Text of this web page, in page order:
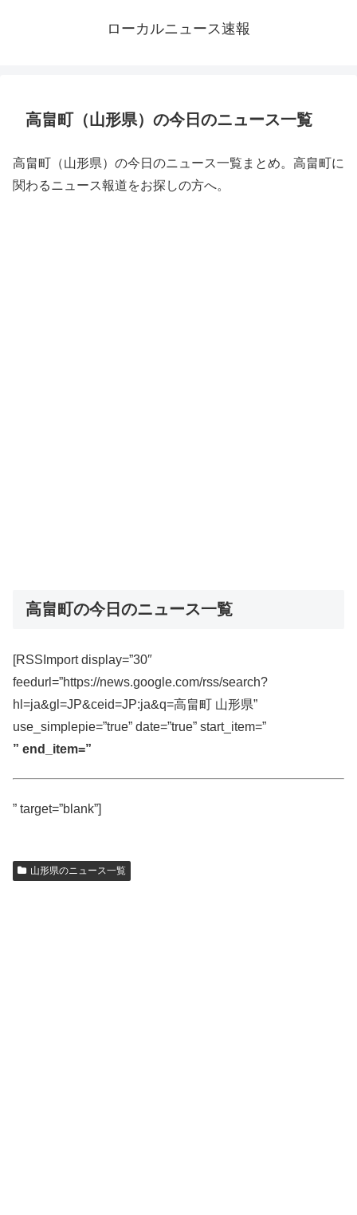
ローカルニュース速報
高畠町（山形県）の今日のニュース一覧
高畠町（山形県）の今日のニュース一覧まとめ。高畠町に
関わるニュース報道をお探しの方へ。
高畠町の今日のニュース一覧
[RSSImport display=”30″
feedurl=”https://news.google.com/rss/search?
hl=ja&gl=JP&ceid=JP:ja&q=高畠町 山形県”
use_simplepie=”true” date=”true” start_item=”
” end_item=”
” target=”blank”]
山形県のニュース一覧